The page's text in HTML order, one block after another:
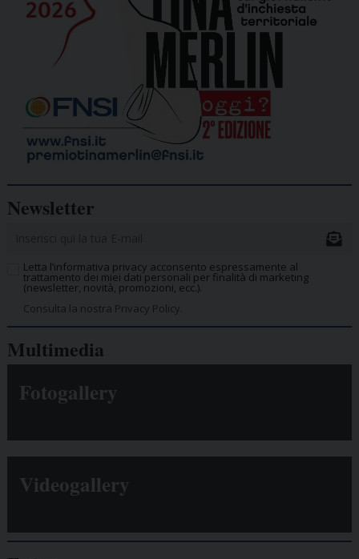
Newsletter
Letta l’informativa privacy acconsento espressamente al
trattamento dei miei dati personali per finalità di marketing
(newsletter, novità, promozioni, ecc.).
Consulta la nostra Privacy Policy.
Multimedia
Fotogallery
Videogallery